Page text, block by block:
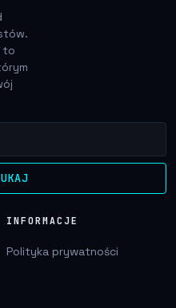
to
INFORMACJE
Polityka prywatności